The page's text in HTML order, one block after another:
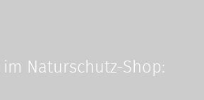
Naturschutz-Shop: